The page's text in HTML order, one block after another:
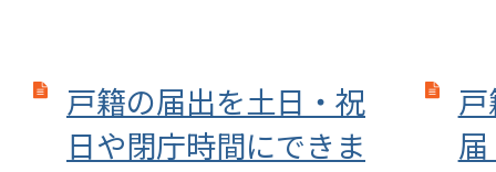
戸籍の届出を土日・祝
日や閉庁時間にできま